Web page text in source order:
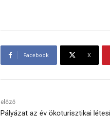
Facebook X
előző
Pályázat az év ökoturisztikai